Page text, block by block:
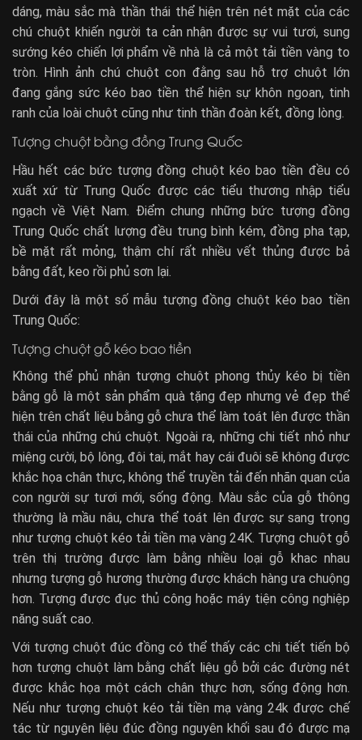
dáng, màu sắc mà thần thái thể hiện trên nét mặt của các
chú chuột khiến người ta cản nhận được sự vui tươi, sung
sướng kéo chiến lợi phẩm về nhà là cả một tải tiền vàng to
tròn. Hình ảnh chú chuột con đằng sau hỗ trợ chuột lớn
đang gắng sức kéo bao tiền thể hiện sự khôn ngoan, tinh
ranh của loài chuột cũng như tinh thần đoàn kết, đồng lòng.
Tượng chuột bằng đồng Trung Quốc
Hầu hết các bức tượng đồng chuột kéo bao tiền đều có
xuất xứ từ Trung Quốc được các tiểu thương nhập tiểu
ngạch về Việt Nam. Điểm chung những bức tượng đồng
Trung Quốc chất lượng đều trung bình kém, đồng pha tạp,
bề mặt rất mỏng, thậm chí rất nhiều vết thủng được bả
bằng đất, keo rồi phủ sơn lại.
Dưới đây là một số mẫu tượng đồng chuột kéo bao tiền
Trung Quốc:
Tượng chuột gỗ kéo bao tiền
Không thể phủ nhận tượng chuột phong thủy kéo bị tiền
bằng gỗ là một sản phẩm quà tặng đẹp nhưng vẻ đẹp thể
hiện trên chất liệu bằng gỗ chưa thể làm toát lên được thần
thái của những chú chuột. Ngoài ra, những chi tiết nhỏ như
miệng cười, bộ lông, đôi tai, mắt hay cái đuôi sẽ không được
khắc họa chân thực, không thể truyền tải đến nhãn quan của
con người sự tươi mới, sống động. Màu sắc của gỗ thông
thường là mầu nâu, chưa thể toát lên được sự sang trọng
như tượng chuột kéo tải tiền mạ vàng 24K. Tượng chuột gỗ
trên thị trường được làm bằng nhiều loại gỗ khac nhau
nhưng tượng gỗ hương thường được khách hàng ưa chuộng
hơn. Tượng được đục thủ công hoặc máy tiện công nghiệp
năng suất cao.
Với tượng chuột đúc đồng có thể thấy các chi tiết tiến bộ
hơn tượng chuột làm bằng chất liệu gỗ bởi các đường nét
được khắc họa một cách chân thực hơn, sống động hơn.
Nếu như tượng chuột kéo tải tiền mạ vàng 24k được chế
tác từ nguyên liệu đúc đồng nguyên khối sau đó được mạ